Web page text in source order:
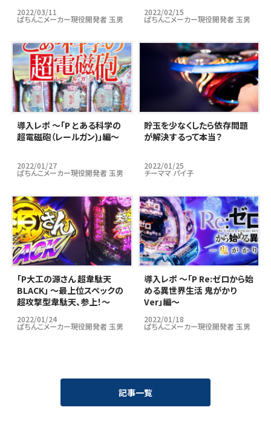
2022/03/11
ぱちんこメーカー現役開発者 玉男
2022/02/15
ぱちんこメーカー現役開発者 玉男
導入レポ ～「P とある科学の
超電磁砲（レールガン)」編～
2022/01/27
ぱちんこメーカー現役開発者 玉男
貯玉を少なくしたら依存問題
が解決するって本当？
2022/01/25
チーママ パイ子
｢P大工の源さん 超韋駄天
BLACK」 ～最上位スペックの
超攻撃型韋駄天、参上！～
2022/01/24
ぱちんこメーカー現役開発者 玉男
導入レポ ～「P Re:ゼロから始
める異世界生活 鬼がかり
Ver」編～
2022/01/18
ぱちんこメーカー現役開発者 玉男
記事一覧